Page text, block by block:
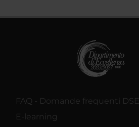
FAQ - Domande frequenti DSE
E-learning